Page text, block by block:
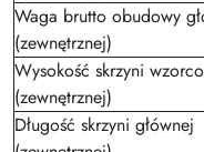
Waga brutto obudowy
(zewnętrznej)
Wysokość skrzyni
(zewnętrznej)
Długość skrzyni głównej